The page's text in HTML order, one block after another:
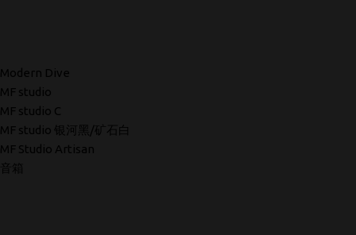
Modern Dive
MF studio
MF studio C
MF studio 银河黑/矿石白
MF Studio Artisan
音箱